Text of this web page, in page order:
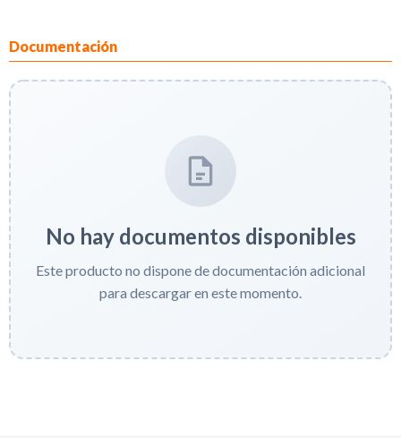
Documentación
No hay documentos disponibles
Este producto no dispone de documentación adicional
para descargar en este momento.